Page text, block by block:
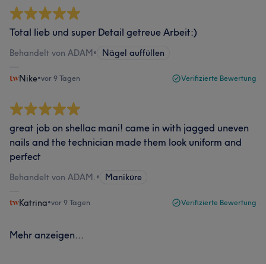
Total lieb und super Detail getreue Arbeit:)
Behandelt von ADAM• Nägel auffüllen
Nike•vor 9 Tagen Verifizierte Bewertung
great job on shellac mani! came in with jagged uneven
nails and the technician made them look uniform and
perfect
Behandelt von ADAM.• Maniküre
Katrina•vor 9 Tagen Verifizierte Bewertung
Mehr anzeigen...